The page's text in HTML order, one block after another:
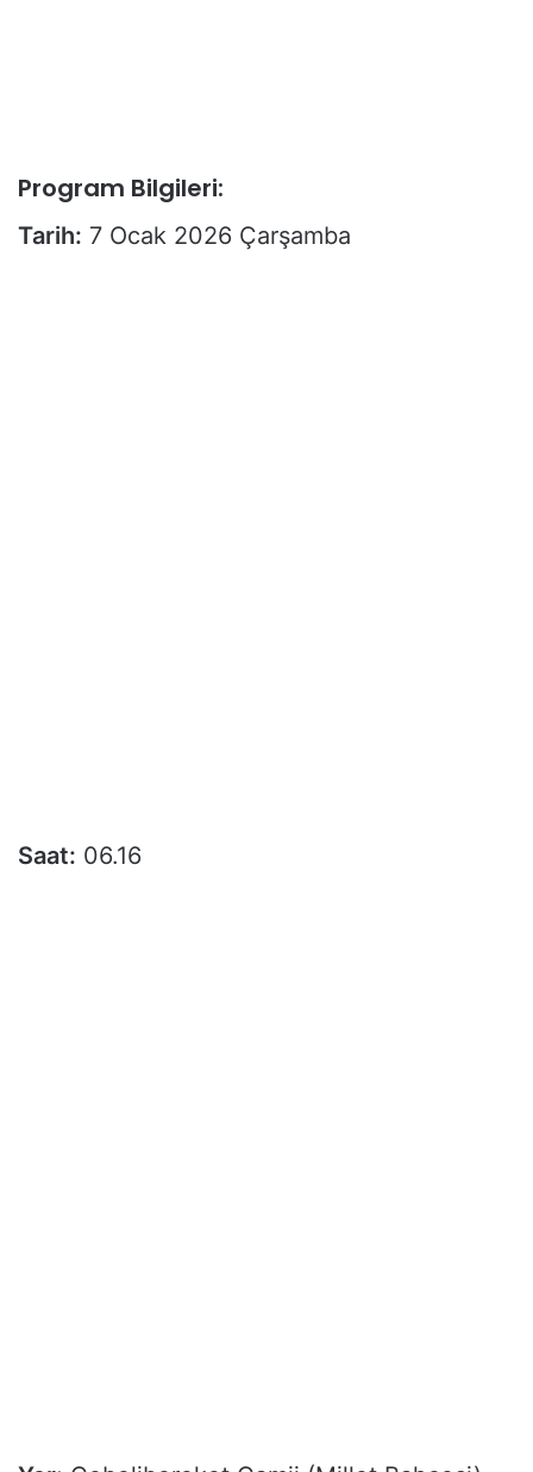
Program Bilgileri:
Tarih: 7 Ocak 2026 Çarşamba
Saat: 06.16